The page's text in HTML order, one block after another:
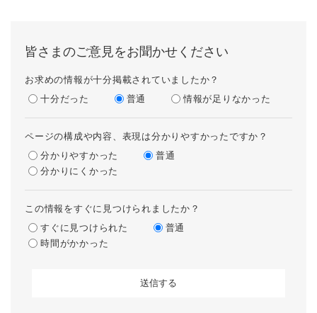
皆さまのご意見をお聞かせください
お求めの情報が十分掲載されていましたか？
十分だった
普通 情報が足りなかった
ページの構成や内容、表現は分かりやすかったですか？
分かりやすかった
普通
分かりにくかった
この情報をすぐに見つけられましたか？
すぐに見つけられた
普通
時間がかかった